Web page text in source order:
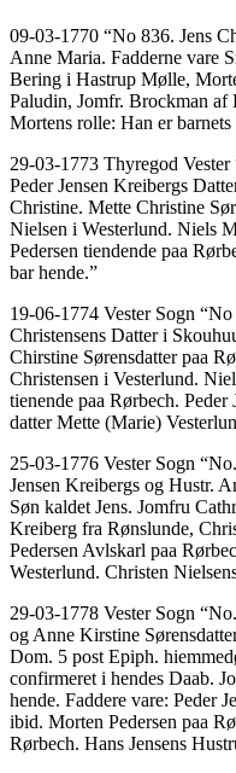
09-03-1770 “No 836. Jens
Anne Maria. Fadderne vare
Bering i Hastrup Mølle,
Paludin, Jomfr. Brockman af
Mortens rolle: Han er barnets
29-03-1773 Thyregod
Peder Jensen Kreibergs
Christine. Mette Christine
Nielsen i Westerlund. Niels
Pedersen tiendende paa
bar hende.”
19-06-1774 Vester Sogn
Christensens Datter i
Chirstine Sørensdatter paa
Christensen i Vesterlund.
tienende paa Rørbech.
datter Mette (Marie)
25-03-1776 Vester Sogn
Jensen Kreibergs og Hustr.
Søn kaldet Jens. Jomfru
Kreiberg fra Rønslunde,
Pedersen Avlskarl paa
Westerlund. Christen
29-03-1778 Vester Sogn
og Anne Kirstine
Dom. 5 post Epiph.
confirmeret i hendes Daab.
hende. Faddere vare: Peder
ibid. Morten Pedersen paa
Rørbech. Hans Jensens